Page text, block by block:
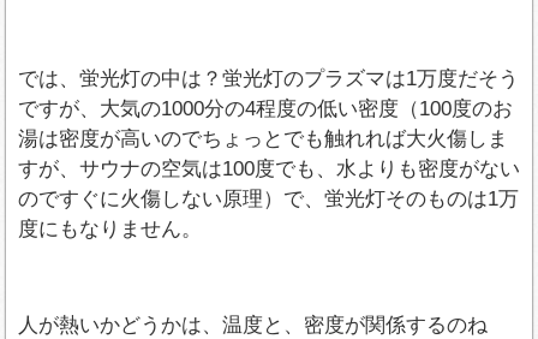
では、蛍光灯の中は？蛍光灯のプラズマは1万度だそう
ですが、大気の1000分の4程度の低い密度（100度のお
湯は密度が高いのでちょっとでも触れれば大火傷しま
すが、サウナの空気は100度でも、水よりも密度がない
のですぐに火傷しない原理）で、蛍光灯そのものは1万
度にもなりません。
人が熱いかどうかは、温度と、密度が関係するのね